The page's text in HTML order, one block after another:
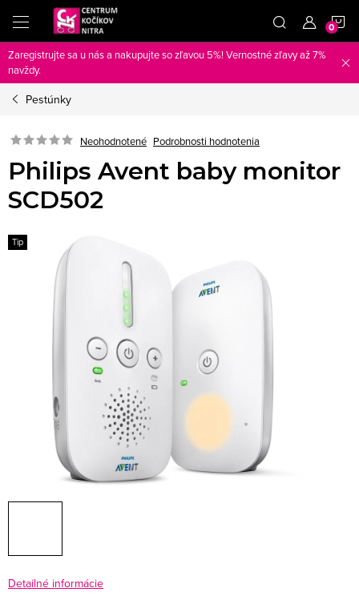
obsah
Zaregistrujte sa u nás a nakupujte so zľavou 5%! Vernostné zľavy až 7%
navždy.
Pestúnky
Neohodnotené Podrobnosti hodnotenia
Philips Avent baby monitor
SCD502
Tip
Detailné informácie